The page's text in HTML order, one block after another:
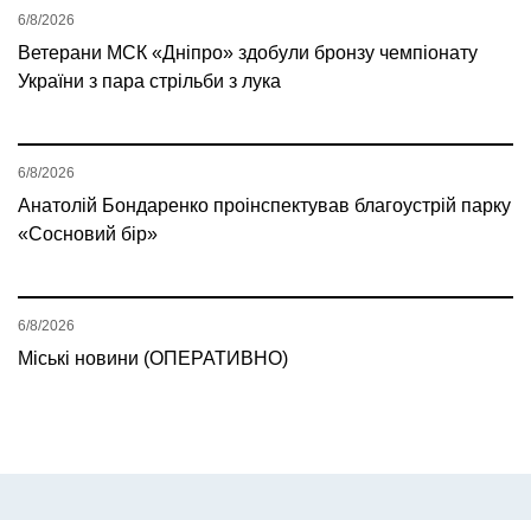
Ветерани МСК «Дніпро» здобули бронзу чемпіонату
України з пара стрільби з лука
6/8/2026
Анатолій Бондаренко проінспектував благоустрій парку
«Сосновий бір»
6/8/2026
Міські новини (ОПЕРАТИВНО)
6/8/2026